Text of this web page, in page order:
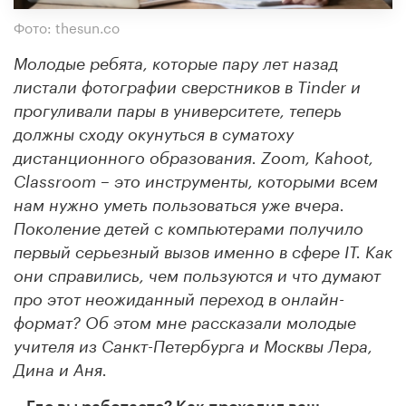
Фото: thesun.co
Молодые ребята, которые пару лет назад
листали фотографии сверстников в Tinder и
прогуливали пары в университете, теперь
должны сходу окунуться в суматоху
дистанционного образования. Zoom, Kahoot,
Classroom – это инструменты, которыми всем
нам нужно уметь пользоваться уже вчера.
Поколение детей с компьютерами получило
первый серьезный вызов именно в сфере IT. Как
они справились, чем пользуются и что думают
про этот неожиданный переход в онлайн-
формат? Об этом мне рассказали молодые
учителя из Санкт-Петербурга и Москвы Лера,
Дина и Аня.